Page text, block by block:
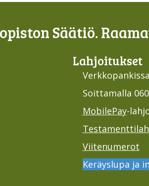
Säätiö.
Lahjoi­tukset
Soittamalla
MobilePay-
Viitenumerot
Keräyslupa ja